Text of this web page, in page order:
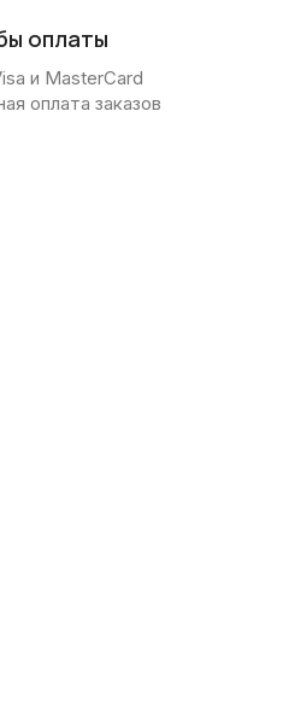
оплаты
и MasterCard
оплата заказов